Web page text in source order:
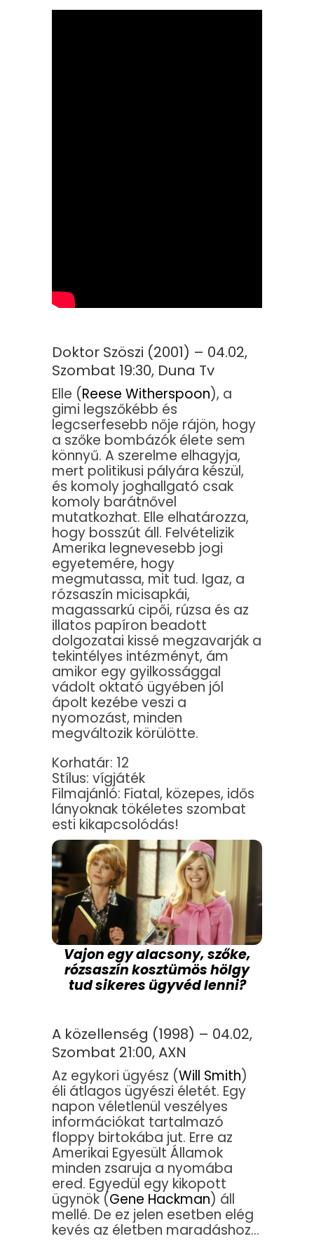
Doktor Szöszi (2001) – 04.02,
Szombat 19:30, Duna Tv
Elle (Reese Witherspoon), a
gimi legszőkébb és
legcserfesebb nője rájön, hogy
a szőke bombázók élete sem
könnyű. A szerelme elhagyja,
mert politikusi pályára készül,
és komoly joghallgató csak
komoly barátnővel
mutatkozhat. Elle elhatározza,
hogy bosszút áll. Felvételizik
Amerika legnevesebb jogi
egyetemére, hogy
megmutassa, mit tud. Igaz, a
rózsaszín micisapkái,
magassarkú cipői, rúzsa és az
illatos papíron beadott
dolgozatai kissé megzavarják a
tekintélyes intézményt, ám
amikor egy gyilkossággal
vádolt oktató ügyében jól
ápolt kezébe veszi a
nyomozást, minden
megváltozik körülötte.
Korhatár: 12
Stílus: vígjáték
Filmajánló: Fiatal, közepes, idős
lányoknak tökéletes szombat
esti kikapcsolódás!
Vajon egy alacsony, szőke,
rózsaszín kosztümös hölgy
tud sikeres ügyvéd lenni?
A közellenség (1998) – 04.02,
Szombat 21:00, AXN
Az egykori ügyész (Will Smith)
éli átlagos ügyészi életét. Egy
napon véletlenül veszélyes
információkat tartalmazó
floppy birtokába jut. Erre az
Amerikai Egyesült Államok
minden zsaruja a nyomába
ered. Egyedül egy kikopott
ügynök (Gene Hackman) áll
mellé. De ez jelen esetben elég
kevés az életben maradáshoz…